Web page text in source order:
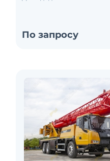
По запросу